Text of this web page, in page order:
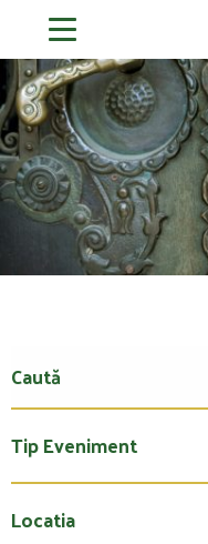
Tip Eveniment
Locatia